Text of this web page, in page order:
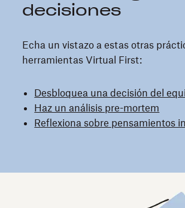
decisiones
Echa un vistazo a estas otras
herramientas Virtual First:
Desbloquea una decisión del
Haz un análisis pre-mortem
Reflexiona sobre pensamientos